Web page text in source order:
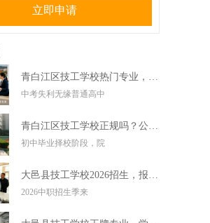
立即申请
中考失利无缘普通高中
初中毕业择校阶段，院
2026中职招生季来